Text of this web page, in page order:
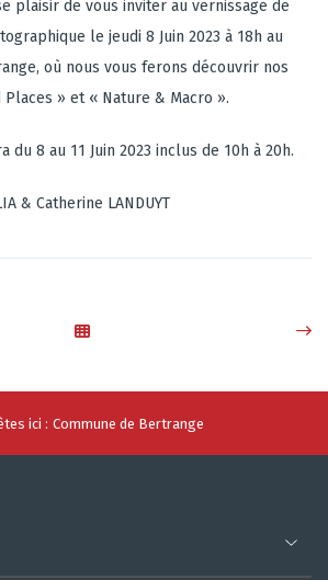
plaisir de vous inviter au vernissage de
le jeudi 8 Juin 2023 à 18h au
où nous vous ferons découvrir nos
» et « Nature & Macro ».
du 8 au 11 Juin 2023 inclus de 10h à 20h.
& Catherine LANDUYT
ici : Commune de Bertrange